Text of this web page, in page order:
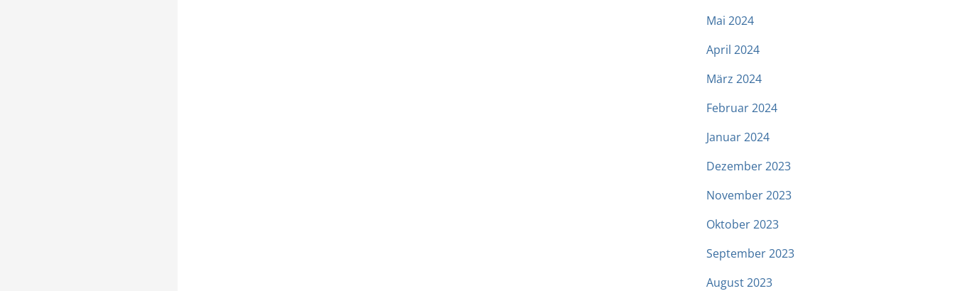
Mai 2024
April 2024
März 2024
Februar 2024
Januar 2024
Dezember 2023
November 2023
Oktober 2023
September 2023
August 2023